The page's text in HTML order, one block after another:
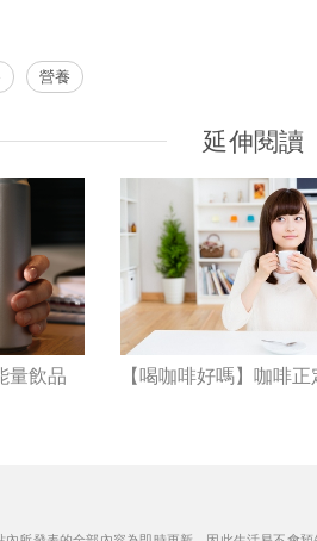
營養
延伸閱讀
量飲品
【喝咖啡好嗎】咖啡正